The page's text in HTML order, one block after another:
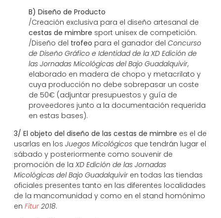
B) Diseño de Producto
/Creación exclusiva para el diseño artesanal de
cestas de mimbre sport unisex de competición.
/Diseño del trofeo para el ganador del Concurso
de Diseño Gráfico e Identidad de la XD Edición de
las Jornadas Micológicas del Bajo Guadalquivir,
elaborado en madera de chopo y metacrilato y
cuya producción no debe sobrepasar un coste
de 50€ (adjuntar presupuestos y guía de
proveedores junto a la documentación requerida
en estas bases).
3/ El objeto del diseño de las cestas de mimbre es el de
usarlas en los Juegos Micológicosque tendrán lugar el
sábado y posteriormente como souvenir de
promoción de la XD Edición de las Jornadas
Micológicas del Bajo Guadalquiviren todas las tiendas
oficiales presentes tanto en las diferentes localidades
de la mancomunidad y como en el stand homónimo
en Fitur2018.